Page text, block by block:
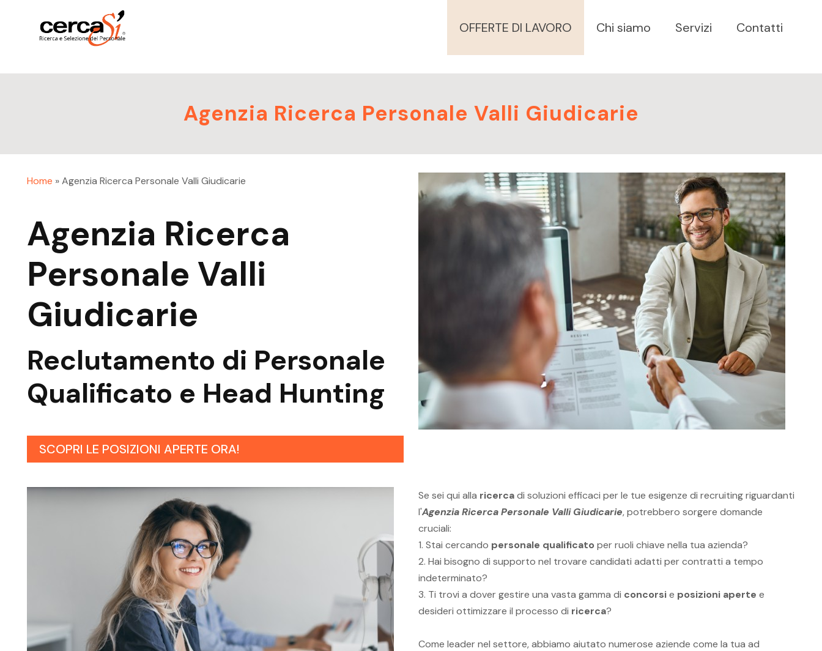
OFFERTE DI LAVORO Chi siamo Servizi Contatti
Agenzia Ricerca Personale Valli Giudicarie
Home »Agenzia Ricerca Personale Valli Giudicarie
Agenzia Ricerca
Personale Valli
Giudicarie
Reclutamento di Personale
Qualificato e Head Hunting
SCOPRI LE POSIZIONI APERTE ORA!
Se sei qui alla ricercadi soluzioni efficaci per le tue esigenze di recruiting riguardanti
l'Agenzia Ricerca Personale Valli Giudicarie, potrebbero sorgere domande
cruciali:
1. Stai cercando personale qualificato per ruoli chiave nella tua azienda?
2. Hai bisogno di supporto nel trovare candidati adatti per contratti a tempo
indeterminato?
3. Ti trovi a dover gestire una vasta gamma di concorsie posizioni aperte e
desideri ottimizzare il processo di ricerca?
Come leader nel settore, abbiamo aiutato numerose aziende come la tua ad